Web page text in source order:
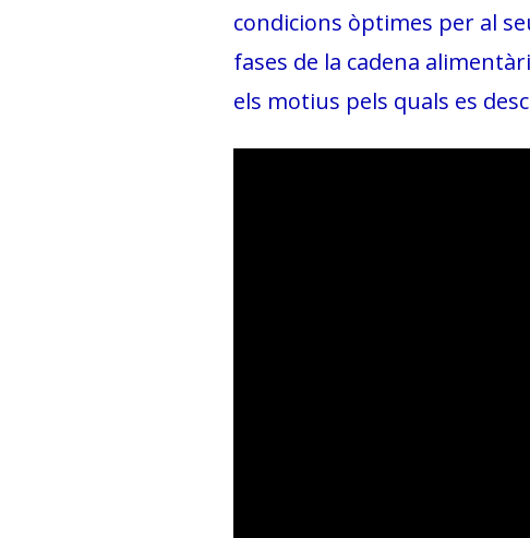
condicions òptimes per al
fases de la cadena
els motius pels quals es